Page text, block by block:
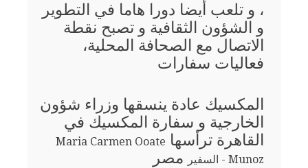
، و تلعب أيضا دورا هاما في التطوير
و الشؤون الثقافية و تصبح نقطة
الاتصال مع الصحافة المحلية،
فعاليات سفارات
المكسيك عادة ينسقها وزراء شؤون
الخارجية و سفارة المكسيك في
القاهرة ترأسها Maria Carmen Ooate
Munoz - السفير
مصر